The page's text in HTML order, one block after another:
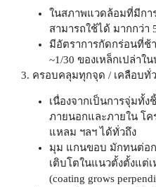
ในสภาพแวดล้อมที่มีกา
สามารถใช้ได้ มากกว่า
มีอัตราการกัดกร่อนที่ช้
~1/30 ของเหล็กเปล่าใ
3. ครอบคลุมทุกจุด / เคลือบทั่
เนื่องจากเป็นการจุ่มทั้ง
ภายนอกและภายใน โค
แหลม ฯลฯ ได้ทั่วถึง
มุม แกนขอบ มักทนต่อก
เติบโตในแนวตั้งตั้งแต่
(coating grows